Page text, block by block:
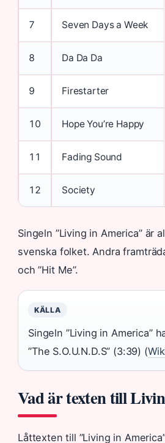
7 Seven Days a Week
8 Da Da Da
9 Firestarter
10 Hope You’re Happy
11 Fading Sound
12 Society
Singeln ”Living in America” är
svenska folket. Andra
och ”Hit Me”.
KÄLLA
Singeln ”Living in America”
”The S.O.U.N.D.S” (3:39) (
Vad är texten till
Låttexten till ”Living in